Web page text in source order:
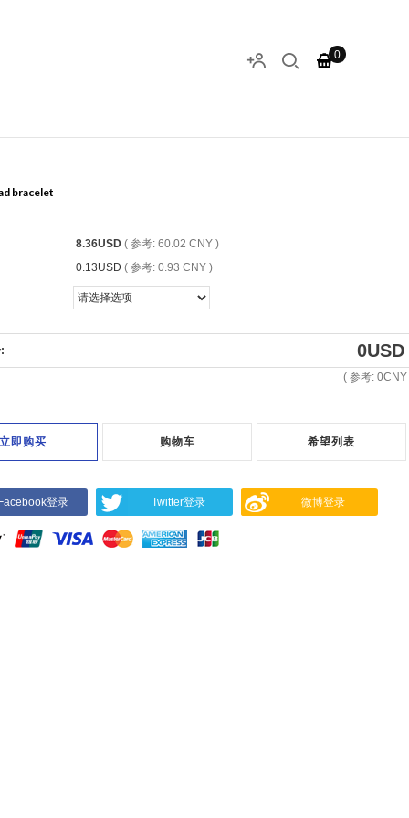
0
bracelet
8.36USD ( 参考: 60.02 CNY )
0.13USD ( 参考: 0.93 CNY )
0USD
( 参考: 0CNY
立即购买 购物车 希望列表
Facebook登录 Twitter登录 微博登录